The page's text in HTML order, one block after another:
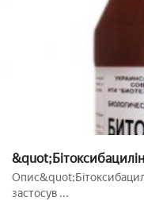
рослин від шкідників:
застосув ...